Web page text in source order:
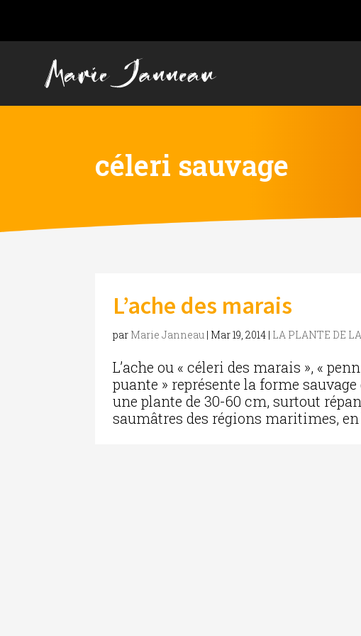
céleri sauvage
L’ache des marais
par Marie Janneau | Mar 19, 2014 | LA PLANTE DE
L’ache ou « céleri des marais », «
puante » représente la forme
une plante de 30-60 cm, surtout
saumâtres des régions maritimes,